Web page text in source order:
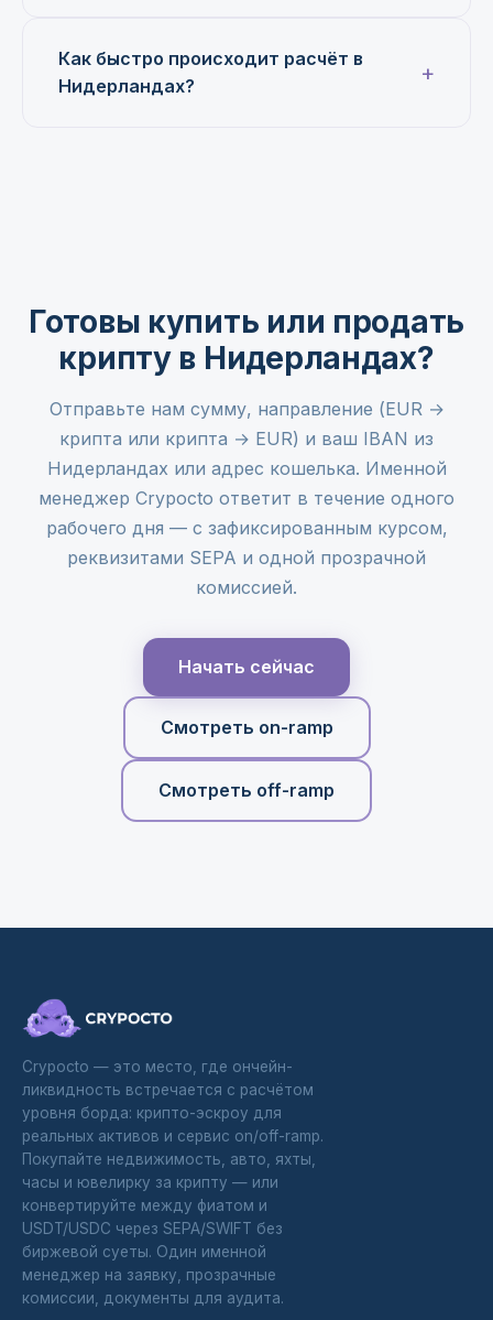
Как быстро происходит расчёт в
Нидерландах?
Готовы купить или продать
крипту в Нидерландах?
Отправьте нам сумму, направление (EUR →
крипта или крипта → EUR) и ваш IBAN из
Нидерландах или адрес кошелька. Именной
менеджер Crypocto ответит в течение одного
рабочего дня — с зафиксированным курсом,
реквизитами SEPA и одной прозрачной
комиссией.
Начать сейчас
Смотреть on-ramp
Смотреть off-ramp
Crypocto — это место, где ончейн-
ликвидность встречается с расчётом
уровня борда: крипто-эскроу для
реальных активов и сервис on/off-ramp.
Покупайте недвижимость, авто, яхты,
часы и ювелирку за крипту — или
конвертируйте между фиатом и
USDT/USDC через SEPA/SWIFT без
биржевой суеты. Один именной
менеджер на заявку, прозрачные
комиссии, документы для аудита.